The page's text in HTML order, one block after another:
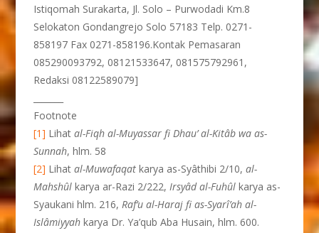
Istiqomah Surakarta, Jl. Solo – Purwodadi Km.8
Selokaton Gondangrejo Solo 57183 Telp. 0271-
858197 Fax 0271-858196.Kontak Pemasaran
085290093792, 08121533647, 081575792961,
Redaksi 08122589079]
Footnote
[1] Lihatal-Fiqh al-Muyassar fi Dhau’ al-Kitâb wa as-
Sunnah, hlm. 58
[2] Lihatal-Muwafaqat karya as-Syâthibi 2/10,al-
Mahshûl karya ar-Razi 2/222,Irsyâd al-Fuhûl karya as-
Syaukani hlm. 216,Raf’u al-Haraj fi as-Syarî’ah al-
Islâmiyyah karya Dr. Ya’qub Aba Husain, hlm. 600.